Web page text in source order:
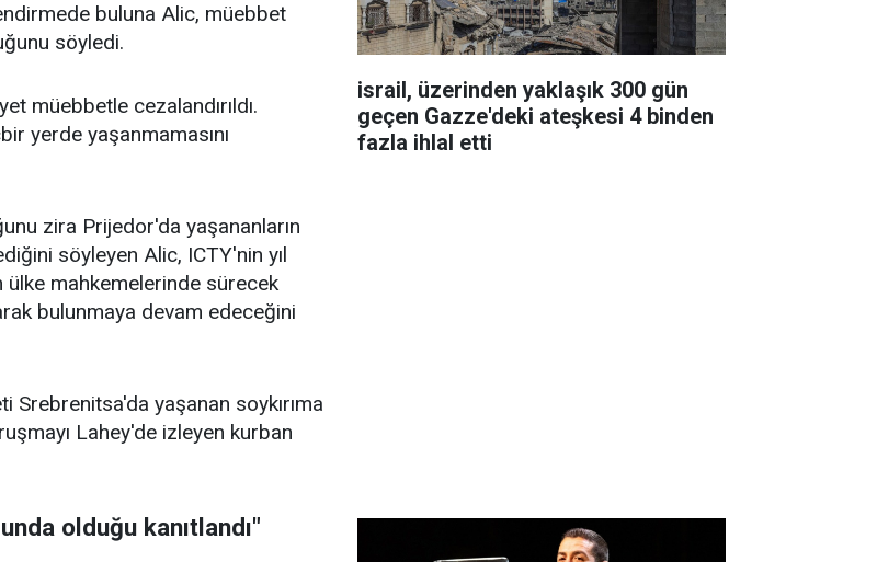
buluna Alic, müebbet
söyledi.
müebbetle cezalandırıldı.
yerde yaşanmamasını
zira Prijedor'da yaşananların
söyleyen Alic, ICTY'nin yıl
ülke mahkemelerinde sürecek
bulunmaya devam edeceğini
Srebrenitsa'da yaşanan soykırıma
Lahey'de izleyen kurban
olduğu kanıtlandı"
israil, üzerinden yaklaşık 300 gün
geçen Gazze'deki ateşkesi 4 binden
fazla ihlal etti